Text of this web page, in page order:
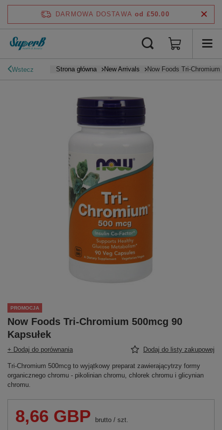
DARMOWA DOSTAWA od £50.00
Wstecz Strona główna New Arrivals Now Foods Tri-
PROMOCJA
Now Foods Tri-Chromium 500mcg 90
Kapsułek
+ Dodaj do porównania Dodaj do listy zakupowej
Tri-Chromium 500mcg to wyjątkowy preparat zawierającytrzy formy
organicznego chromu - pikolinian chromu, chlorek chromu i glicynian
chromu.
8,66 GBP brutto / szt.